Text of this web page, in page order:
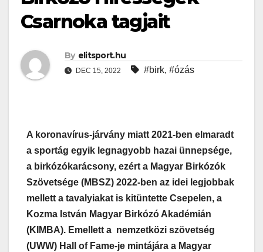
Csarnoka tagjait
By elitsport.hu
DEC 15, 2022 #birk, #ózás
A koronavírus-járvány miatt 2021-ben elmaradt
a sportág egyik legnagyobb hazai ünnepsége,
a birkózókarácsony, ezért a Magyar Birkózók
Szövetsége (MBSZ) 2022-ben az idei legjobbak
mellett a tavalyiakat is kitüntette Csepelen, a
Kozma István Magyar Birkózó Akadémián
(KIMBA). Emellett a nemzetközi szövetség
(UWW) Hall of Fame-je mintájára a Magyar